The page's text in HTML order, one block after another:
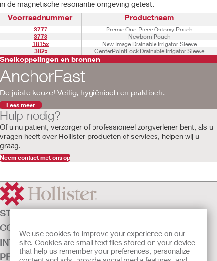
We use cookies to improve your experience on our
site. Cookies are small text files stored on your device
that help us remember your preferences, personalize
in de magnetische resonantie omgeving getest.
Voorraadnummer Productnaam
3777
Premie One-Piece Ostomy Pouch
3778
Newborn Pouch
1815x
New Image Drainable Irrigator Sleeve
382x
CenterPointLock Drainable Irrigator Sleeve
Snelkoppelingen en bronnen
AnchorFast
De juiste keuze! Veilig, hygiënisch en praktisch.
Lees meer
Hulp nodig?
Of u nu patiënt, verzorger of professioneel zorgverlener bent, als u
vragen heeft over Hollister producten of services, helpen wij u
graag.
Neem contact met ons op
STOMAZORG
CONTINENTIEZORG
INTENSIEVE ZORG
PRODUCTEN